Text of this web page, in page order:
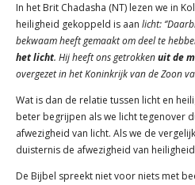
In het Brit Chadasha (NT) lezen we in
heiligheid gekoppeld is aan licht:
bekwaam heeft gemaakt om deel te
het licht. Hij heeft ons getrokkenuit de
overgezet in het Koninkrijk van de Zoon
Wat is dan de relatie tussen licht en
beter begrijpen als we licht tegenover
afwezigheid van licht. Als we de
duisternis de afwezigheid van
De Bijbel spreekt niet voor niets met